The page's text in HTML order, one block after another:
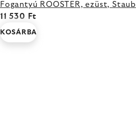
Fogantyú ROOSTER, ezüst, Staub
11 530 Ft
KOSÁRBA